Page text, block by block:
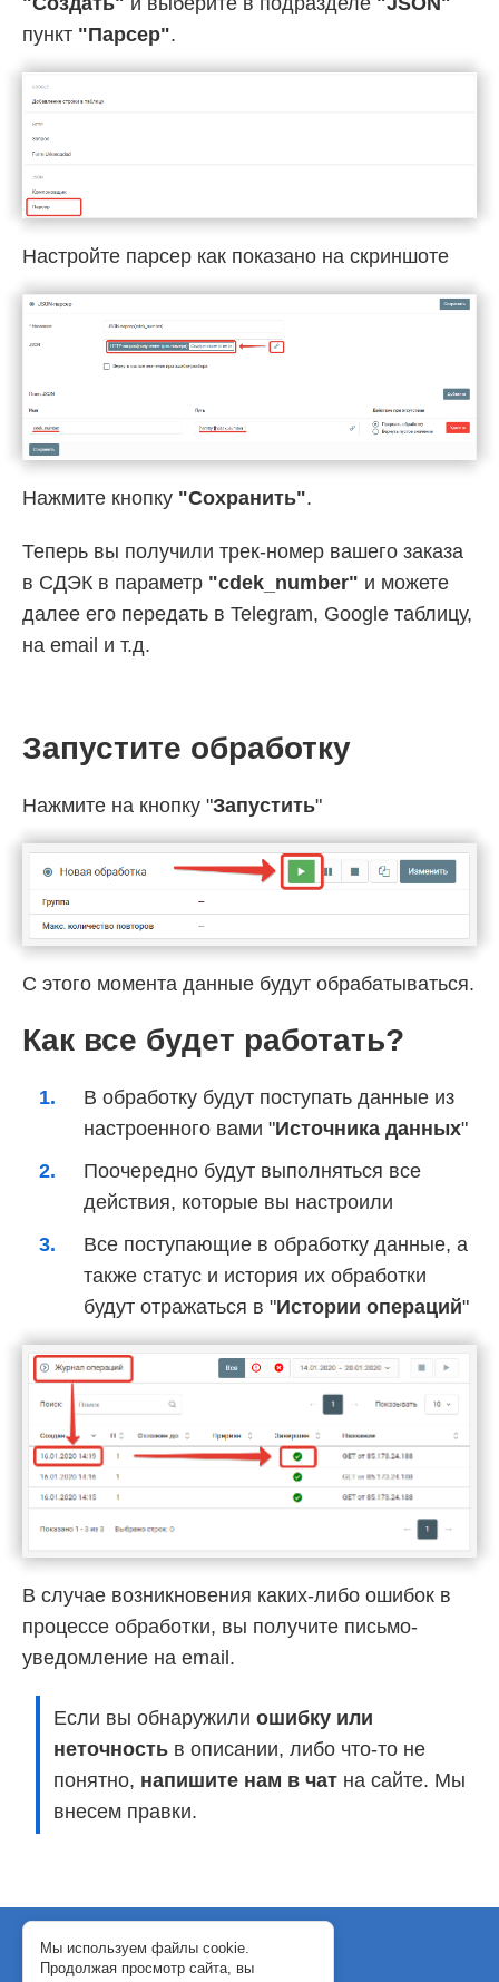
пункт "Парсер".
Настройте парсер как показано на скриншоте
Нажмите кнопку "Cохранить".
Теперь вы получили трек-номер вашего заказа
в СДЭК в параметр "cdek_number" и можете
далее его передать в Telegram, Google таблицу,
на email и т.д.
Запустите обработку
Нажмите на кнопку "Запустить"
С этого момента данные будут обрабатываться.
Как все будет работать?
В обработку будут поступать данные из
настроенного вами "Источника данных"
Поочередно будут выполняться все
действия, которые вы настроили
Все поступающие в обработку данные, а
также статус и история их обработки
будут отражаться в "Истории операций"
В случае возникновения каких-либо ошибок в
процессе обработки, вы получите письмо-
уведомление на email.
Если вы обнаружили ошибку или
неточность в описании, либо что-то не
понятно, напишите нам в чат на сайте. Мы
внесем правки.
© 2018-2024 WebJack
Политика конфиденциальности
Мы используем файлы cookie.
Продолжая просмотр сайта, вы